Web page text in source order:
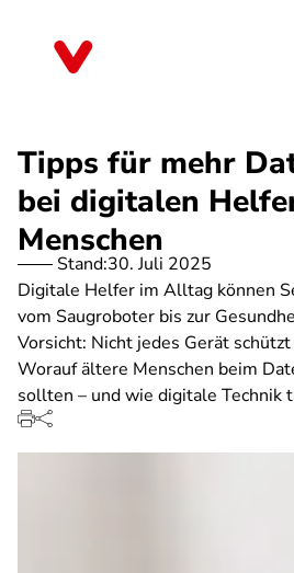
Tipps für mehr
bei digitalen
Menschen
Stand:30. Juli 2025
Digitale Helfer im Alltag können
vom Saugroboter bis zur
Vorsicht: Nicht jedes Gerät
Worauf ältere Menschen beim
sollten – und wie digitale Technik